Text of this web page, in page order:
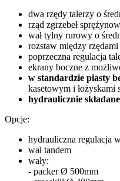
dwa rzędy talerzy o
rząd zgrzebeł
wał tylny rurowy o
rozstaw między
poprzeczna regulacja
ekrany boczne z
w standardzie piasty
kasetowym i łożyskami
hydraulicznie składane
Opcje:
hydrauliczna regulacja
wał tandem
wały:
- packer Ø 500mm